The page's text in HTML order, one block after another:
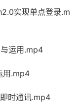
实现单点登录.m
运用.mp4
用.mp4
时通讯.mp4